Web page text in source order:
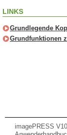
LINKS
Grundlegende
Grundfunktionen
imagePRESS